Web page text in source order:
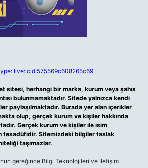
live:.cid.575569c608265c69
sitesi, herhangi bir marka, kurum veya şahıs
bulunmamaktadır. Sitede yalnızca kendi
paylaşılmaktadır. Burada yer alan içerikler
olup, gerçek kurum ve kişiler hakkında
Gerçek kurum ve kişiler ile isim
tesadüfidir. Sitemizdeki bilgiler taslak
taşımazlar.
gereğince Bilgi Teknolojileri ve İletişim